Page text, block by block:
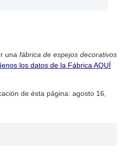
una fábrica de espejos decorativos
los datos de la Fábrica AQUÍ
de ésta página: agosto 16,